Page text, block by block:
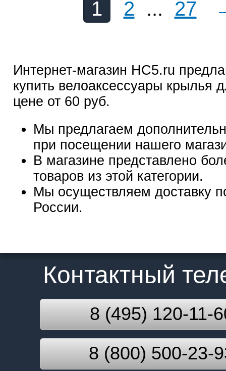
1 2 ... 27
Интернет-магазин HC5.ru
купить велоаксессуары крылья
цене от 60 руб.
Мы предлагаем
при посещении нашего
В магазине представлено
товаров из этой категории.
Мы осуществляем доставку
России.
Контактный
8 (495) 120-11-
8 (800) 500-23-